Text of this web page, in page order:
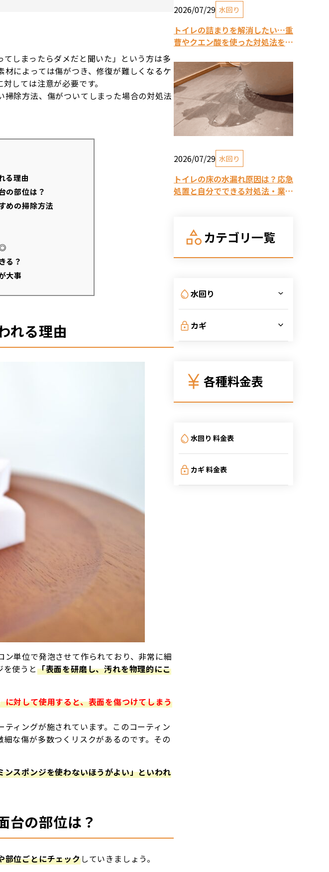
しまったらダメだと聞いた」という方は多
によっては傷がつき、修復が難しくなるケ
しては注意が必要です。
除方法、傷がついてしまった場合の対処法
る理由
の部位は？
めの掃除方法
る？
大事
れる理由
ン単位で発泡させて作られており、非常に細
使うと「表面を研磨し、汚れを物理的にこ
対して使用すると、表面を傷つけてしまう
ィングが施されています。このコーティン
な傷が多数つくリスクがあるのです。その
スポンジを使わないほうがよい」といわれ
台の部位は？
部位ごとにチェックしていきましょう。
2026/07/29 水回り
トイレの詰まりを解消したい…重
曹やクエン酸を使った対処法をご
2026/07/29 水回り
トイレの床の水漏れ原因は？応急
処置と自分でできる対処法・業者
カテゴリ一覧
水回り
カギ
各種料金表
水回り 料金表
カギ 料金表